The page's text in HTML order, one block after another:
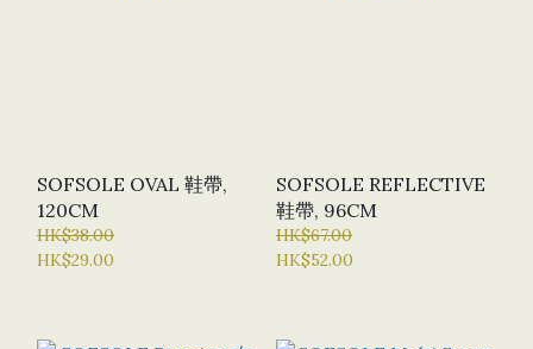
SOFSOLE OVAL 鞋帶,
120CM
HK$38.00
HK$29.00
SOFSOLE REFLECTIVE
鞋帶, 96CM
HK$67.00
HK$52.00